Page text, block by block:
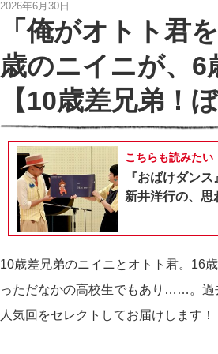
2026年6月30日
「俺がオトト君
歳のニイニが、
【10歳差兄弟！
こちらも読みたい
『おばけダン
新井洋行の、思
10歳差兄弟のニイニとオトト君。16
っただなかの高校生でもあり……。過
人気回をセレクトしてお届けします！